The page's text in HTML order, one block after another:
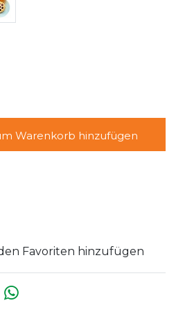
Warenkorb hinzufügen
Favoriten hinzufügen